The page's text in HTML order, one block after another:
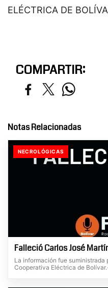
ELÉCTRICA DE
COMPARTIR:
Notas Relacionadas
NECROLÓGICAS
Falleció Carlos José
La información fue suministrada
Cooperativa Eléctrica de